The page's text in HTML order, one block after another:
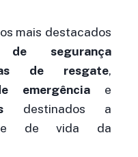
mais destacados
de segurança
de resgate,
emergência e
destinados a
de vida da